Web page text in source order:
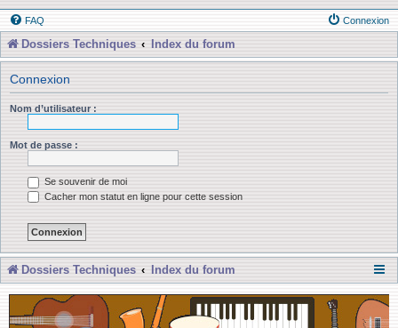
FAQ Connexion
Dossiers Techniques Index du forum
Connexion
Nom d’utilisateur :
Mot de passe :
Se souvenir de moi
Cacher mon statut en ligne pour cette session
Dossiers Techniques Index du forum